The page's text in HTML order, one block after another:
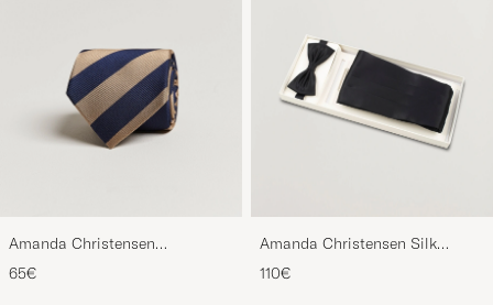
Amanda Christensen
Regemental Stripe Classic Tie 8
cm Sand/Navy
65€
Amanda Christensen Silk
110€